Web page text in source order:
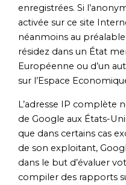
enregistrées. Si
activée sur ce site
néanmoins au
résidez dans un État
Européenne ou d’un
sur l’Espace
L’adresse IP complète
de Google aux États-
que dans certains cas
de son exploitant,
dans le but d’évaluer
compiler des rapports